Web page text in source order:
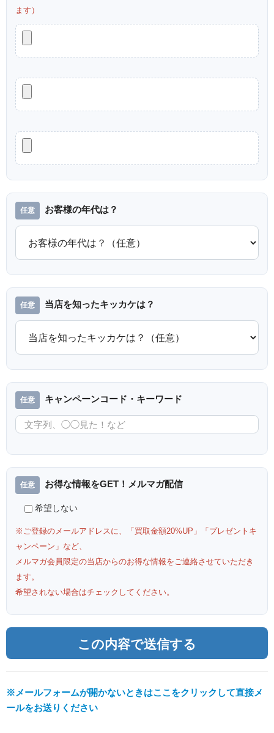
ます）
お客様の年代は？
当店を知ったキッカケは？
キャンペーンコード・キーワード
お得な情報をGET！メルマガ配信
希望しない
※ご登録のメールアドレスに、「買取金額20%UP」「プレゼントキ
ャンペーン」など、
メルマガ会員限定の当店からのお得な情報をご連絡させていただき
ます。
希望されない場合はチェックしてください。
※メールフォームが開かないときはここをクリックして直接メ
ールをお送りください